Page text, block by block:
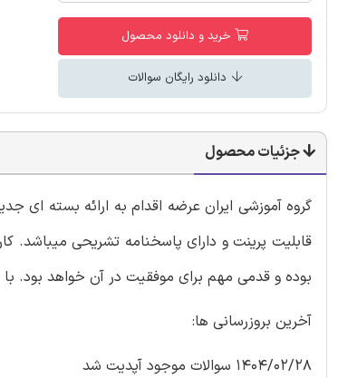
خرید و دانلود محصول
دانلود رایگان سوالات
جزئیات محصول
گروه آموزشی ایران عرضه اقدام به ارائه بسته ای
قابلیت پرینت و دارای پاسخنامه تشریحی میباشد.
بوده و قدمی مهم برای موفقیت در آن خواهد بود.
آخرین بروزرسانی ها:
1404/02/28 سوالات موجود آپدیت شد